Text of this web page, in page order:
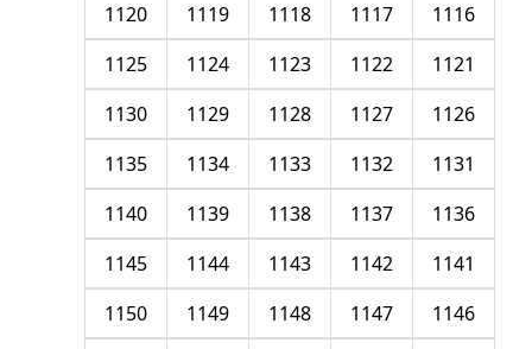
1116
1117
1118
1119
1120
1121
1122
1123
1124
1125
1126
1127
1128
1129
1130
1131
1132
1133
1134
1135
1136
1137
1138
1139
1140
1141
1142
1143
1144
1145
1146
1147
1148
1149
1150